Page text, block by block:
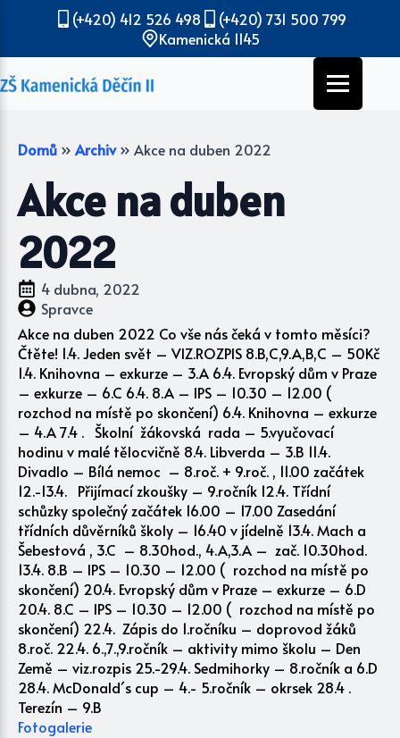
(+420) 412 526 498
(+420) 731 500 799
Kamenická 1145
Domů » Archiv » Akce na duben 2022
Akce na duben
2022
4 dubna, 2022
Spravce
Akce na duben 2022 Co vše nás čeká v tomto měsíci?
Čtěte! 1.4. Jeden svět – VIZ.ROZPIS 8.B,C,9.A,B,C – 50Kč
1.4. Knihovna – exkurze – 3.A 6.4. Evropský dům v Praze
– exkurze – 6.C 6.4. 8.A – IPS – 10.30 – 12.00 (
rozchod na místě po skončení) 6.4. Knihovna – exkurze
– 4.A 7.4 . Školní žákovská rada – 5.vyučovací
hodinu v malé tělocvičně 8.4. Libverda – 3.B 11.4.
Divadlo – Bílá nemoc – 8.roč. + 9.roč. , 11.00 začátek
12.-13.4. Přijímací zkoušky – 9.ročník 12.4. Třídní
schůzky společný začátek 16.00 – 17.00 Zasedání
třídních důvěrníků školy – 16.40 v jídelně 13.4. Mach a
Šebestová , 3.C – 8.30hod., 4.A,3.A – zač. 10.30hod.
13.4. 8.B – IPS – 10.30 – 12.00 ( rozchod na místě po
skončení) 20.4. Evropský dům v Praze – exkurze – 6.D
20.4. 8.C – IPS – 10.30 – 12.00 ( rozchod na místě po
skončení) 22.4. Zápis do 1.ročníku – doprovod žáků
8.roč. 22.4. 6.,7.,9.ročník – aktivity mimo školu – Den
Země – viz.rozpis 25.-29.4. Sedmihorky – 8.ročník a 6.D
28.4. McDonald´s cup – 4.- 5.ročník – okrsek 28.4 .
Terezín – 9.B
Fotogalerie